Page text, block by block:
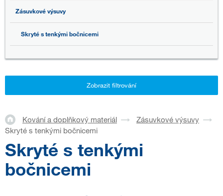
Zásuvkové výsuvy
Skryté s tenkými bočnicemi
Zobrazit filtrování
Kování a doplňkový materiál
Zásuvkové výsuvy
Skryté s tenkými bočnicemi
Skryté s tenkými
bočnicemi